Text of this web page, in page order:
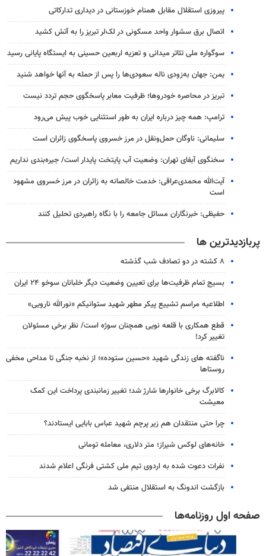
پیروزی استقلال مقابل همنام خوزستانی در دیداری تدارکاتی
اتصال برق سشوار واحد مسکونی در لک‌لر تبریز را به آتش کشید
سوگواره ملی تئاتر میدانی و تعزیه اربعین حسینی به ایستگاه پایانی رسید
یمن: جهان به‌زودی ناله سعودی‌ها را پس از حمله به آنها خواهد شنید
تبریز در محاصره خودروها؛ ظرفیت معابر پاسخگوی حجم تردد نیست
ترامپ: همه چیز درباره ایران به طور استثنایی خوب پیش می‌رود
سلیمانی: ناوگان حمل‌ونقل در مرز خسروی پاسخگوی زائران است
سخنگوی آبفای تهران: وضعیت آب پایتخت پایدار است/ جیره‌بندی نداریم
آیت‌الله محمدی‌عراقی: خدمت خالصانه به زائران در مرز خسروی مشهود
است
حفیظی: خبرنگاران مسائل جامعه را با نگاه راهبردی تحلیل کنند
پربازدیدترین ها
۸ کشته در دو تصادف شب گذشته
بسیج تمام ظرفیت‌ها برای تعیین وضعیت دیگر خلبانان سوخو ۲۴ ایران
اطلاعیه مراسم تشییع پیکر مطهر شهید ستوانیکم «نورالله نارویی»
قطع همکاری با قلعه نویی همچنان سوژه است/ نظر برخی مسئولان
تغییر کرد!
ناگفته های زندگی شهید «حسین ستوده»؛ از نخبه جنگی تا مداحی مخفی
روستاها
کالابرگ برخی خانوارها شارژ شد؛ تغییر زمانبندی پرداخت این کمک
معیشت
چرا حتی منتقدان هم زیر پرچم شهید عباس بابایی ایستادند؟
خانه‌های لوکس شیراز؛ متر دلاری، معامله تومانی
نفرات دعوت شده به اردوی تیم ملی کشتی فرنگی اعلام شدند
بازگشت اندونگ به استقلال منتفی شد
صفحه اول روزنامه‌ها